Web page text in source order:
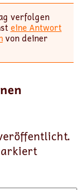
verfolgen
eine Antwort
von deiner